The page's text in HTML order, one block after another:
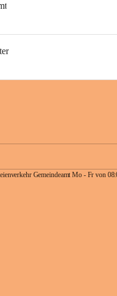
Gemeindeamt Mo - Fr von